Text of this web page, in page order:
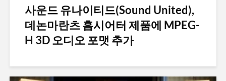
사운드 유나이티드(Sound United),
데논마란츠 홈시어터 제품에 MPEG-
H 3D 오디오 포맷 추가